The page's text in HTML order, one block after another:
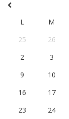
L M
25
26
2
3
9
10
16
17
23
24